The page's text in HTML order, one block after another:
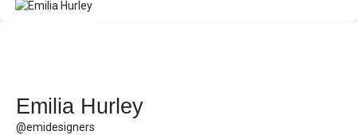
Emilia Hurley
@emidesigners